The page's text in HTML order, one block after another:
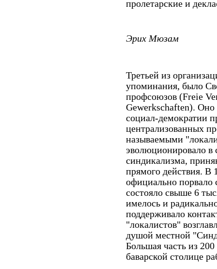
пролетарские и
Эрих Мюзам
Третьей из
упоминания, было
профсоюзов (Freie
Gewerkschaften). Оно
социал-демократии
централизованных
называемыми
эволюционировало в
синдикализма,
прямого действия. В
официально
состояло свыше 6
имелось и
поддерживало
"локалистов"
душой местной
Большая часть из
баварской столице